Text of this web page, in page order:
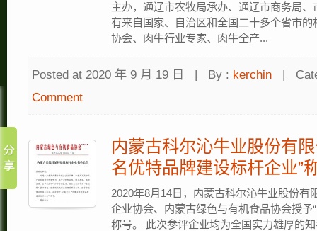
主办，通辽市农牧局承办、通辽市商务局
有来自国家、自治区和全国二十多个省市
协会、肉牛行业专家、肉牛全产...
Posted at 2020 年 9 月 19 日 | By : kerchin |
Comment
内蒙古科尔沁牛业股份有
名优特品牌建设标杆企业”
2020年8月14日，内蒙古科尔沁牛业股份有
企业协会、内蒙古绿色与有机食品协会授予
称号。 此次参评企业均为全国实力雄厚的